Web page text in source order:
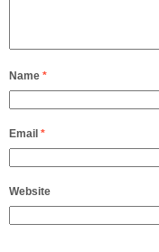
Name *
Email *
Website